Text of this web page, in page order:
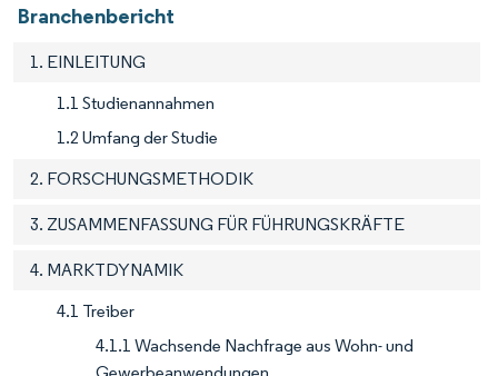
Branchenbericht
1. EINLEITUNG
1.1 Studienannahmen
1.2 Umfang der Studie
2. FORSCHUNGSMETHODIK
3. ZUSAMMENFASSUNG FÜR FÜHRUNGSKRÄFTE
4. MARKTDYNAMIK
4.1 Treiber
4.1.1 Wachsende Nachfrage aus Wohn- und
Gewerbeanwendungen